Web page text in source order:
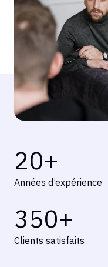
20+
Années d’expérience
350+
Clients satisfaits